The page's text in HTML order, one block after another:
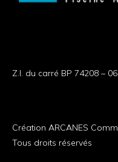
Z.I. du carré BP 74208 –
Création ARCANES
Tous droits réservés